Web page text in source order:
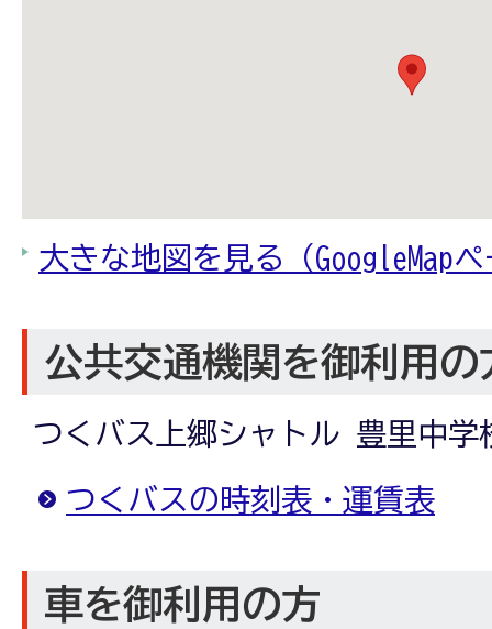
大きな地図を見る（GoogleMap
公共交通機関を御利用の
つくバス上郷シャトル 豊里中学
つくバスの時刻表・運賃表
車を御利用の方